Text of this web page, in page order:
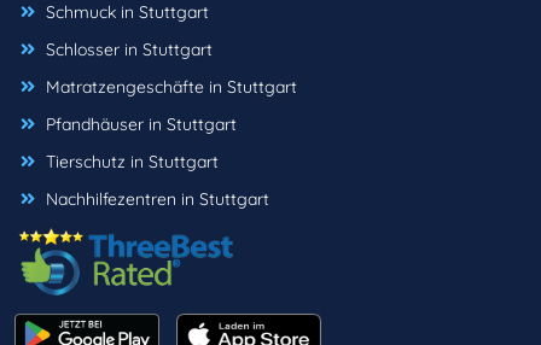
Schmuck in Stuttgart
Schlosser in Stuttgart
Matratzengeschäfte in Stuttgart
Pfandhäuser in Stuttgart
Tierschutz in Stuttgart
Nachhilfezentren in Stuttgart